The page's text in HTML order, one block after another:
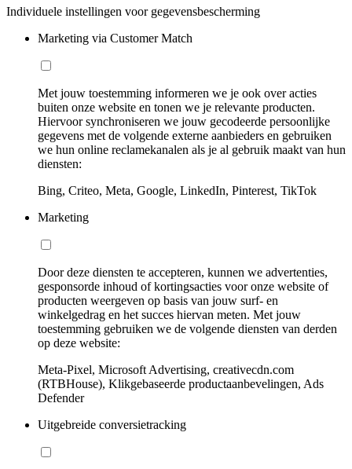
Individuele instellingen voor gegevensbescherming
Marketing via Customer Match
Met jouw toestemming informeren we je ook over acties
buiten onze website en tonen we je relevante producten.
Hiervoor synchroniseren we jouw gecodeerde persoonlijke
gegevens met de volgende externe aanbieders en gebruiken
we hun online reclamekanalen als je al gebruik maakt van hun
diensten:
Bing, Criteo, Meta, Google, LinkedIn, Pinterest, TikTok
Marketing
Door deze diensten te accepteren, kunnen we advertenties,
gesponsorde inhoud of kortingsacties voor onze website of
producten weergeven op basis van jouw surf- en
winkelgedrag en het succes hiervan meten. Met jouw
toestemming gebruiken we de volgende diensten van derden
op deze website:
Meta-Pixel, Microsoft Advertising, creativecdn.com
(RTBHouse), Klikgebaseerde productaanbevelingen, Ads
Defender
Uitgebreide conversietracking